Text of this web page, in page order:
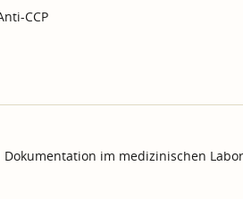
CCP
im medizinischen